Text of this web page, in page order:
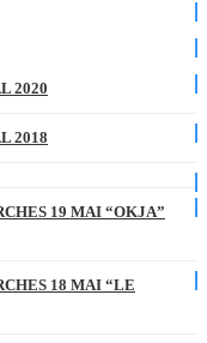
2020
2018
19 MAI “OKJA”
18 MAI “LE